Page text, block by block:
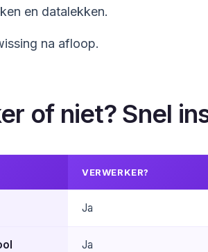
en datalekken.
na afloop.
of niet? Snel
VERWERKER?
Ja
Ja